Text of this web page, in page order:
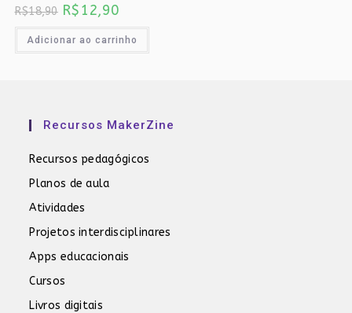
R$18,90 O
preço
era:
R$12,90
é:
Adicionar ao carrinho
Recursos MakerZine
Recursos pedagógicos
Planos de aula
Atividades
Projetos interdisciplinares
Apps educacionais
Cursos
Livros digitais